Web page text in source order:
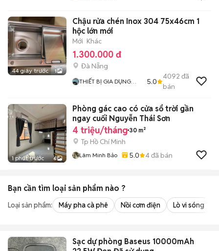
44 giây trước 1
Chậu rửa chén Inox 304 75x46cm 1
hộc lớn mới
Mới Khác
1.300.000 đ
Đà Nẵng
THIẾT BỊ GIA DỤNG
5.0
4092 đã
bán
1 phút trước 6
Phòng gác cao có cửa sổ trời gần
ngay cuối Nguyễn Thái Sơn
4 triệu/tháng 30 m²
Tp Hồ Chí Minh
Lâm Minh Bảo 5.0 4đã bán
Bạn cần tìm loại sản phẩm nào ?
Loại sản phẩm: Máy pha cà phê Nồi cơm điện Lò vi sóng
Sạc dự phòng Baseus 10000mAh